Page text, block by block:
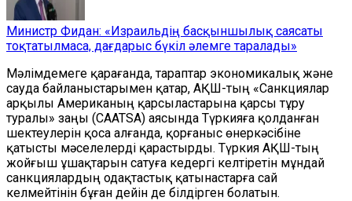
Министр Фидан: «Израильдің басқыншылық саясаты
тоқтатылмаса, дағдарыс бүкіл әлемге таралады»
Мәлімдемеге қарағанда, тараптар экономикалық және
сауда байланыстарымен қатар, АҚШ-тың «Санкциялар
арқылы Американың қарсыластарына қарсы тұру
туралы» заңы (CAATSA) аясында Түркияға қолданған
шектеулерін қоса алғанда, қорғаныс өнеркәсібіне
қатысты мәселелерді қарастырды. Түркия АҚШ-тың
жойғыш ұшақтарын сатуға кедергі келтіретін мұндай
санкциялардың одақтастық қатынастарға сай
келмейтінін бұған дейін де білдірген болатын.